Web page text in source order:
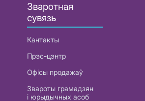
Зваротная
сувязь
Кантакты
Прэс-цэнтр
Офісы продажаў
Звароты грамадзян
і юрыдычных асоб